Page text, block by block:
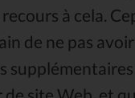
à cela.
de ne pas